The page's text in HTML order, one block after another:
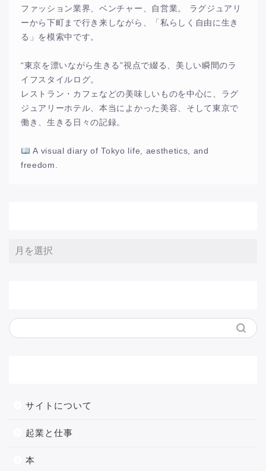
ファッション業界、ベンチャー、自営業。 ラグジュアリ
ーから下町まで行き来しながら、「私らしく自由に生き
る」を模索中です。
“東京を漂いながら生きる”視点で綴る、美しい瞬間のラ
イフスタイルログ。
レストラン・カフェなどの美味しいものを中心に、ラグ
ジュアリーホテル、本当によかった美容、そして東京で
働き、生きる日々の記録。
A visual diary of Tokyo life, aesthetics, and
freedom.
サイトについて
起業と仕事
本